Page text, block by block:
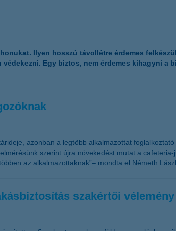
Ilyen hosszú távollétre érdemes
Egy biztos, nem érdemes kihagyni a
azonban a legtöbb alkalmazottat
szerint újra növekedést mutat a
az alkalmazottaknak”– mondta el Németh
szakértői